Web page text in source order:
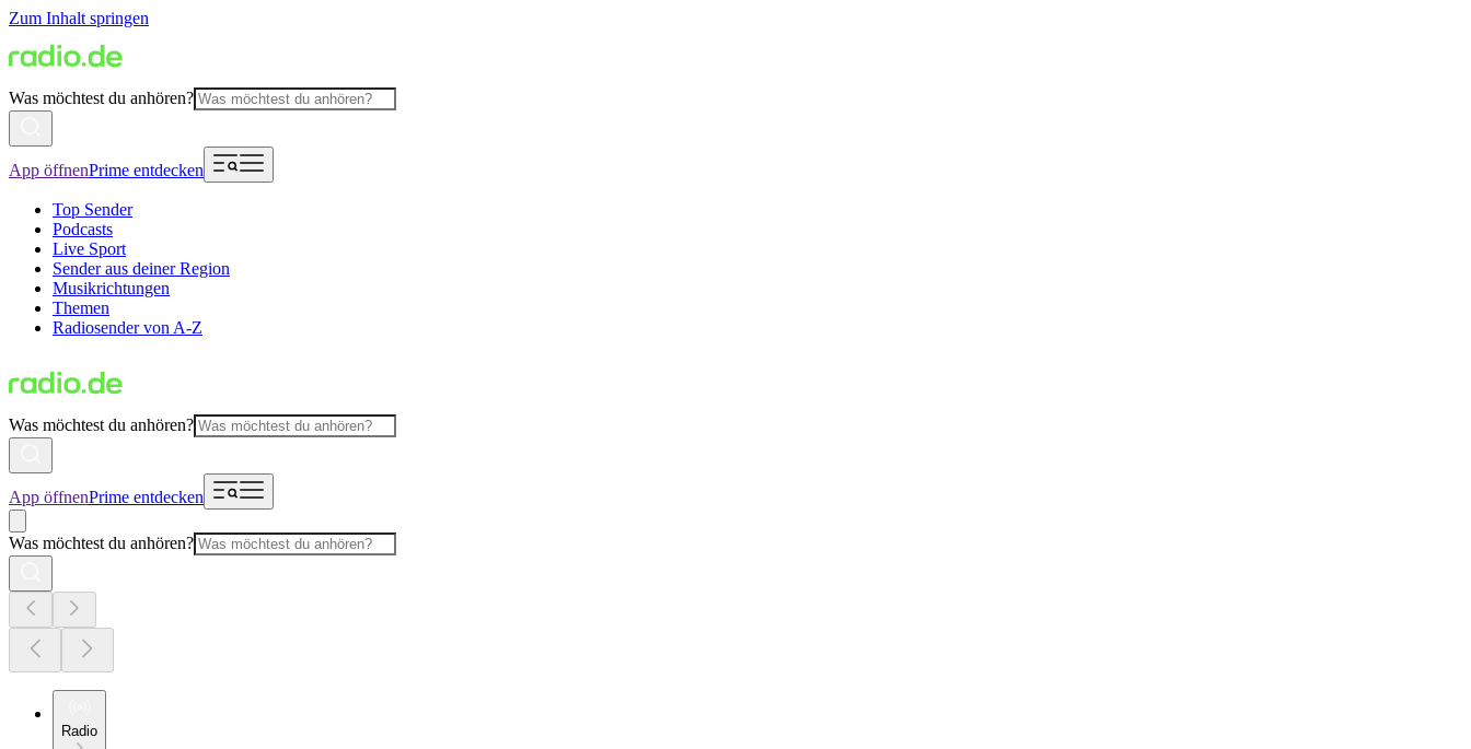
Zum Inhalt springen
Was möchtest du anhören?
App öffnenPrime entdecken
Top Sender
Podcasts
Live Sport
Sender aus deiner Region
Musikrichtungen
Themen
Radiosender von A-Z
Was möchtest du anhören?
App öffnenPrime entdecken
Was möchtest du anhören?
Radio